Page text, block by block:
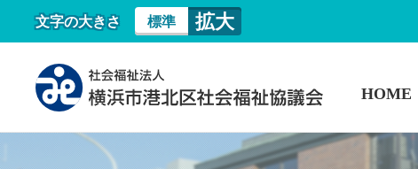
文字の大きさ 標準 拡大
HOME